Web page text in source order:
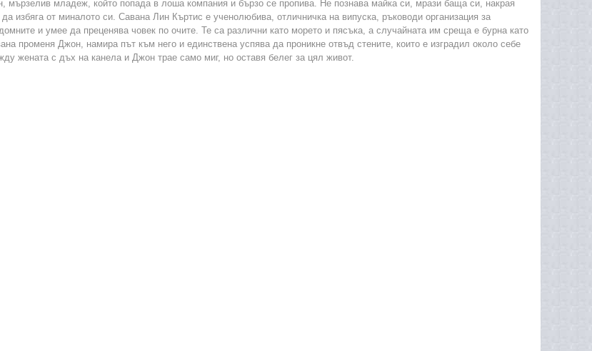
мързелив младеж, който попада в лоша компания и бързо се пропива. Не познава майка си, мрази баща си, накрая
избяга от миналото си. Савана Лин Къртис е ученолюбива, отличничка на випуска, ръководи организация за
и умее да преценява човек по очите. Те са различни като морето и пясъка, а случайната им среща е бурна като
променя Джон, намира път към него и единствена успява да проникне отвъд стените, които е изградил около себе
жената с дъх на канела и Джон трае само миг, но оставя белег за цял живот.